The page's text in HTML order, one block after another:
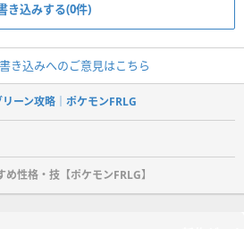
き込みする(0件)
き込みへのご意見はこちら
ーン攻略｜ポケモンFRLG
性格・技【ポケモンFRLG】